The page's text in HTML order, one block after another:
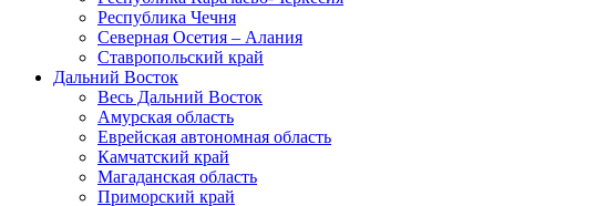
Республика Чечня
Северная Осетия – Алания
Ставропольский край
Дальний Восток
Весь Дальний Восток
Амурская область
Еврейская автономная область
Камчатский край
Магаданская область
Приморский край